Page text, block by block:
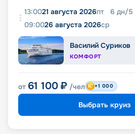
13:0021 августа 2026пт 6 дн/5
09:0026 августа 2026ср
Василий Суриков
КОМФОРТ
от 61 100 ₽ /чел +1 000
Выбрать круиз